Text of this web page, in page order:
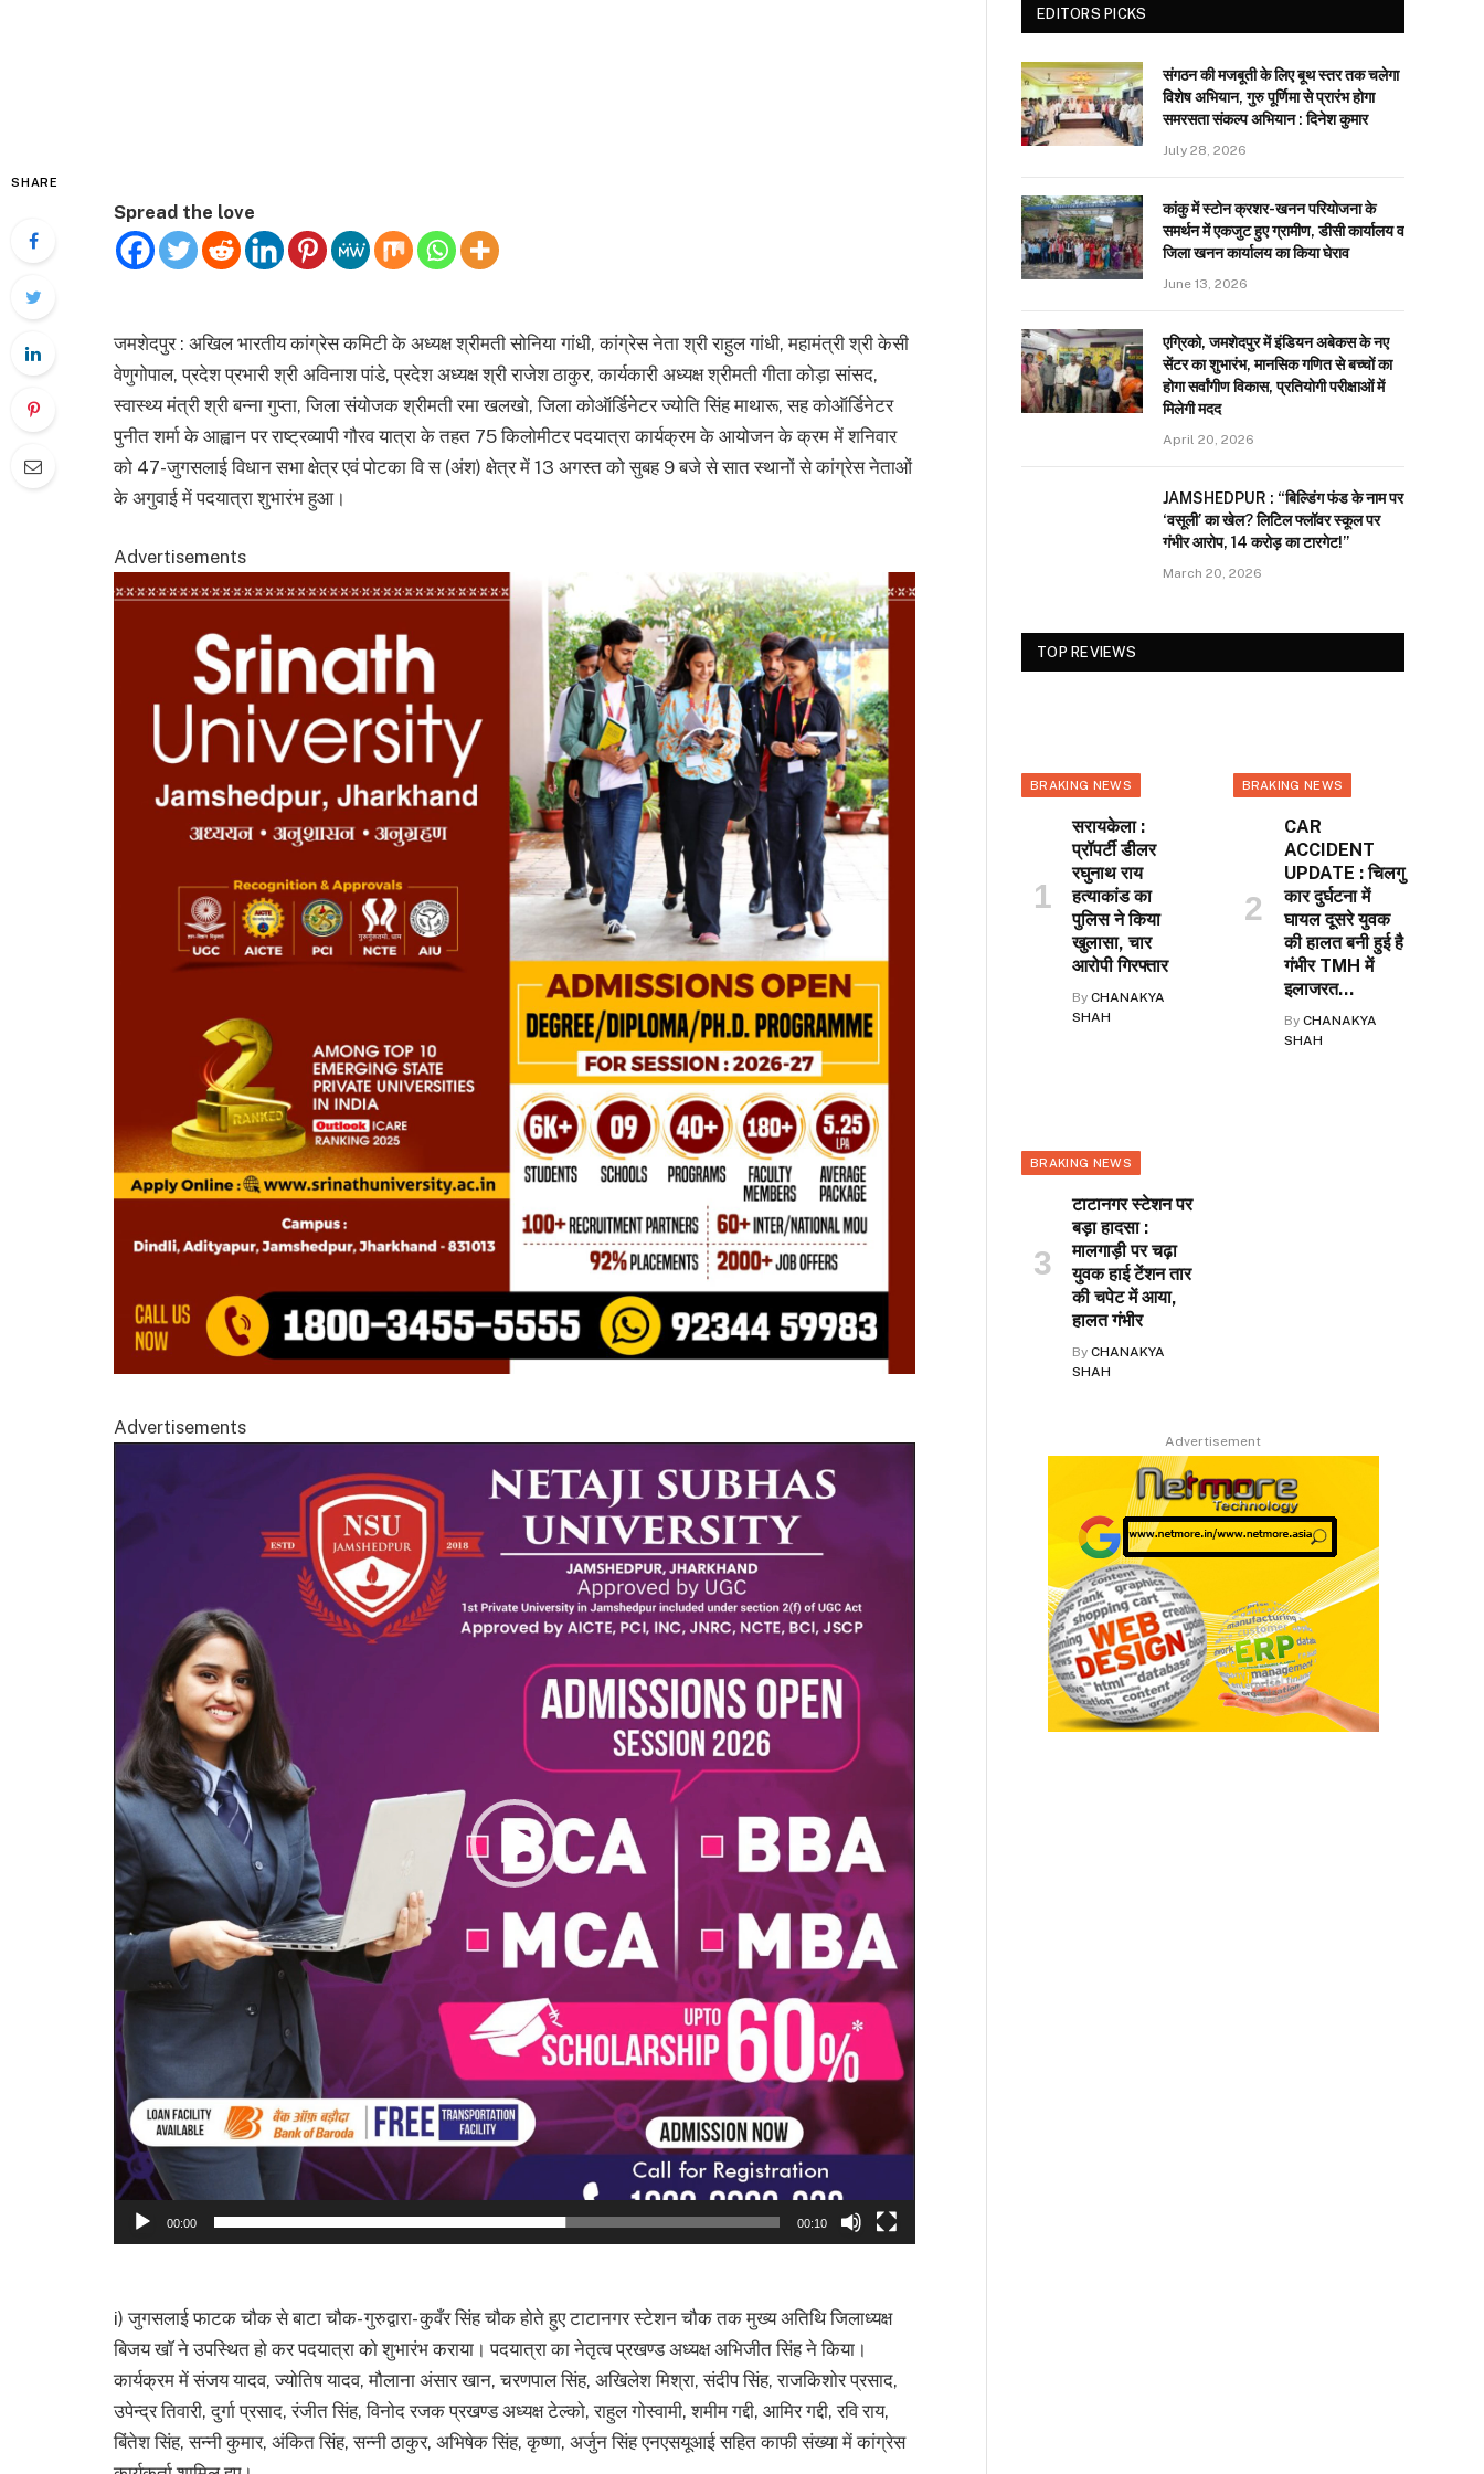
SHARE
Spread the love
जमशेदपुर : अखिल भारतीय कांग्रेस कमिटी के अध्यक्ष श्रीमती सोनिया गांधी, कांग्रेस नेता श्री राहुल गांधी, महामंत्री श्री केसी
वेणुगोपाल, प्रदेश प्रभारी श्री अविनाश पांडे, प्रदेश अध्यक्ष श्री राजेश ठाकुर, कार्यकारी अध्यक्ष श्रीमती गीता कोड़ा सांसद,
स्वास्थ्य मंत्री श्री बन्ना गुप्ता, जिला संयोजक श्रीमती रमा खलखो, जिला कोऑर्डिनेटर ज्योति सिंह माथारू, सह कोऑर्डिनेटर
पुनीत शर्मा के आह्वान पर राष्ट्रव्यापी गौरव यात्रा के तहत 75 किलोमीटर पदयात्रा कार्यक्रम के आयोजन के क्रम में शनिवार
को 47-जुगसलाई विधान सभा क्षेत्र एवं पोटका वि स (अंश) क्षेत्र में 13 अगस्त को सुबह 9 बजे से सात स्थानों से कांग्रेस नेताओं
के अगुवाई में पदयात्रा शुभारंभ हुआ।
Advertisements
Advertisements
00:00 00:10
i) जुगसलाई फाटक चौक से बाटा चौक- गुरुद्वारा- कुवँर सिंह चौक होते हुए टाटानगर स्टेशन चौक तक मुख्य अतिथि जिलाध्यक्ष
बिजय खाॅ ने उपस्थित हो कर पदयात्रा को शुभारंभ कराया। पदयात्रा का नेतृत्व प्रखण्ड अध्यक्ष अभिजीत सिंह ने किया।
कार्यक्रम में संजय यादव, ज्योतिष यादव, मौलाना अंसार खान, चरणपाल सिंह, अखिलेश मिश्रा, संदीप सिंह, राजकिशोर प्रसाद,
उपेन्द्र तिवारी, दुर्गा प्रसाद, रंजीत सिंह, विनोद रजक प्रखण्ड अध्यक्ष टेल्को, राहुल गोस्वामी, शमीम गद्दी, आमिर गद्दी, रवि राय,
बिंतेश सिंह, सन्नी कुमार, अंकित सिंह, सन्नी ठाकुर, अभिषेक सिंह, कृष्णा, अर्जुन सिंह एनएसयूआई सहित काफी संख्या में कांग्रेस
EDITORS PICKS
संगठन की मजबूती के लिए बूथ स्तर तक चलेगा
विशेष अभियान, गुरु पूर्णिमा से प्रारंभ होगा
समरसता संकल्प अभियान : दिनेश कुमार
July 28, 2026
कांकु में स्टोन क्रशर-खनन परियोजना के
समर्थन में एकजुट हुए ग्रामीण, डीसी कार्यालय व
जिला खनन कार्यालय का किया घेराव
June 13, 2026
एग्रिको, जमशेदपुर में इंडियन अबेकस के नए
सेंटर का शुभारंभ, मानसिक गणित से बच्चों का
होगा सर्वांगीण विकास, प्रतियोगी परीक्षाओं में
मिलेगी मदद
April 20, 2026
JAMSHEDPUR : “बिल्डिंग फंड के नाम पर
‘वसूली’ का खेल? लिटिल फ्लॉवर स्कूल पर
गंभीर आरोप, 14 करोड़ का टारगेट!”
March 20, 2026
TOP REVIEWS
BRAKING NEWS
सरायकेला :
प्रॉपर्टी डीलर
रघुनाथ राय
हत्याकांड का
पुलिस ने किया
खुलासा, चार
आरोपी गिरफ्तार
By CHANAKYA
SHAH
BRAKING NEWS
CAR
ACCIDENT
UPDATE : चिलगु
कार दुर्घटना में
घायल दूसरे युवक
की हालत बनी हुई है
गंभीर TMH में
इलाजरत…
By CHANAKYA
SHAH
BRAKING NEWS
टाटानगर स्टेशन पर
बड़ा हादसा :
मालगाड़ी पर चढ़ा
युवक हाई टेंशन तार
की चपेट में आया,
हालत गंभीर
By CHANAKYA
SHAH
Advertisement